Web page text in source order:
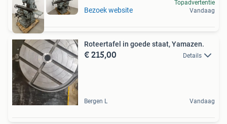
Bezoek website
Topadvertentie
Vandaag
Roteertafel in goede staat, Yamazen.
€ 215,00 Details
Bergen L Vandaag